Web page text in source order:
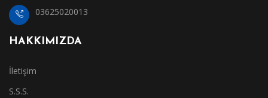
03625020013
HAKKIMIZDA
İletişim
S.S.S.